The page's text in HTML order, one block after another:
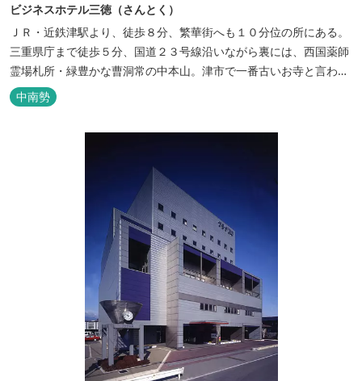
ビジネスホテル三徳（さんとく）
ＪＲ・近鉄津駅より、徒歩８分、繁華街へも１０分位の所にある。
三重県庁まで徒歩５分、国道２３号線沿いながら裏には、西国薬師
霊場札所・緑豊かな曹洞常の中本山。津市で一番古いお寺と言われ
る塔世山四天王寺があります。
中南勢